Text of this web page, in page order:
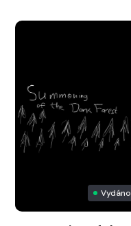
Vydáno